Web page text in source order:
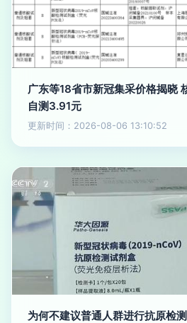
广东等18省市新冠集采价格揭晓
自测3.91元
更新时间：2026-08-06 13:10:52
为何不建议普通人群进行抗原检